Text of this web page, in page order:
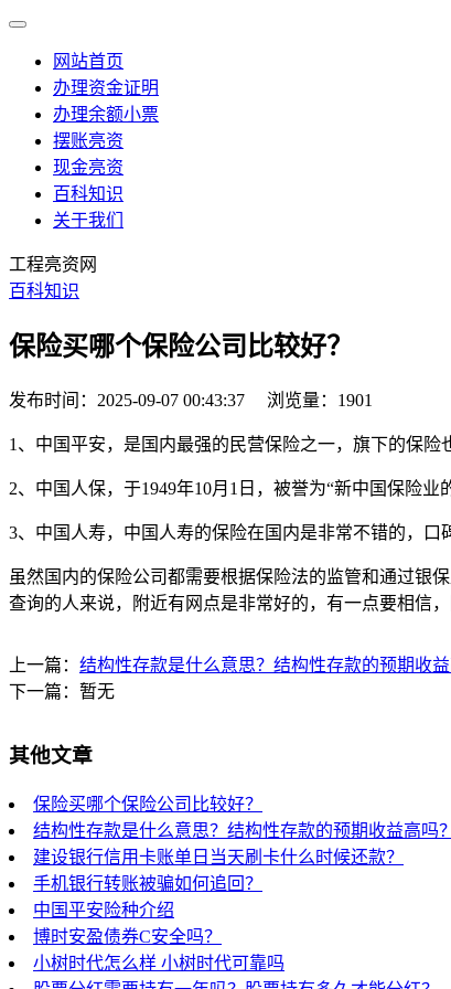
网站首页
办理资金证明
办理余额小票
摆账亮资
现金亮资
百科知识
关于我们
工程亮资网
百科知识
保险买哪个保险公司比较好？
发布时间：2025-09-07 00:43:37 浏览量：1901
1、中国平安，是国内最强的民营保险之一，旗下的保险
2、中国人保，于1949年10月1日，被誉为“新中国保险
3、中国人寿，中国人寿的保险在国内是非常不错的，口
虽然国内的保险公司都需要根据保险法的监管和通过银
查询的人来说，附近有网点是非常好的，有一点要相信
上一篇： 结构性存款是什么意思？结构性存款的预期收益
下一篇：暂无
其他文章
保险买哪个保险公司比较好？
结构性存款是什么意思？结构性存款的预期收益高吗？
建设银行信用卡账单日当天刷卡什么时候还款？
手机银行转账被骗如何追回？
中国平安险种介绍
博时安盈债券C安全吗？
小树时代怎么样 小树时代可靠吗